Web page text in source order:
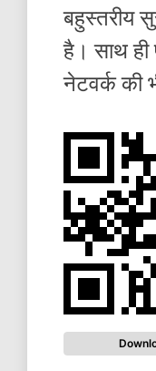
बहुस्तरीय
है। साथ
नेटवर्क की